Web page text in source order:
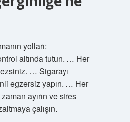
yolları:
altında tutun. … Her
… Sigarayı
egzersiz yapın. … Her
ayırın ve stres
çalışın.